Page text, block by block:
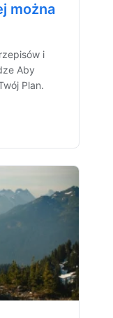
można
i
Aby
Plan.